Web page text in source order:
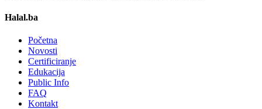
Halal.ba
Početna
Novosti
Certificiranje
Edukacija
Public Info
FAQ
Kontakt